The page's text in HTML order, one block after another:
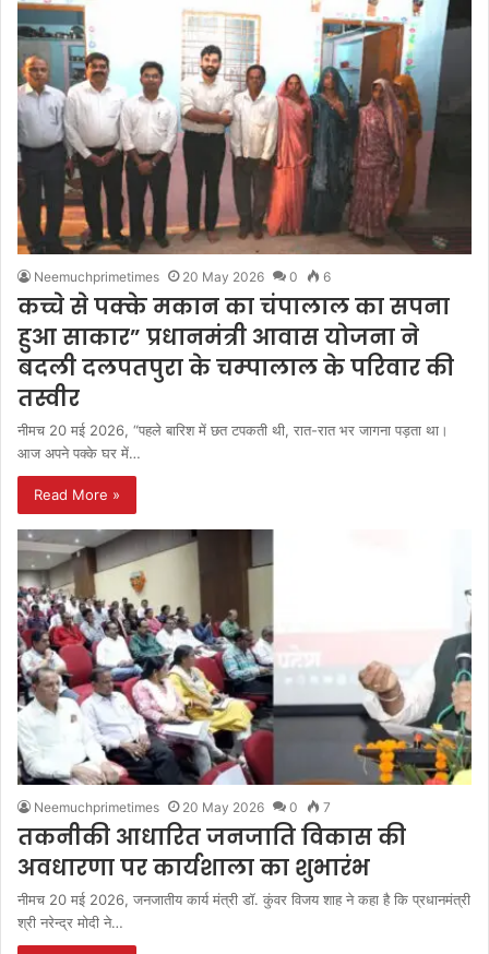
Neemuchprimetimes 20 May 2026 0 6
कच्चे से पक्के मकान का चंपालाल का सपना
हुआ साकार” प्रधानमंत्री आवास योजना ने
बदली दलपतपुरा के चम्‍पालाल के परिवार की
तस्वीर
नीमच 20 मई 2026, “पहले बारिश में छत टपकती थी, रात-रात भर जागना पड़ता था।
आज अपने पक्के घर में…
Read More »
Neemuchprimetimes 20 May 2026 0 7
तकनीकी आधारित जनजाति विकास की
अवधारणा पर कार्यशाला का शुभारंभ
नीमच 20 मई 2026, जनजातीय कार्य मंत्री डॉ. कुंवर विजय शाह ने कहा है कि प्रधानमंत्री
श्री नरेन्‍द्र मोदी ने…